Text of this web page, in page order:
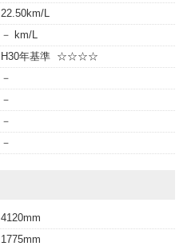
22.50km/L
－ km/L
H30年基準 ☆☆☆☆
－
－
－
－
4120mm
1775mm